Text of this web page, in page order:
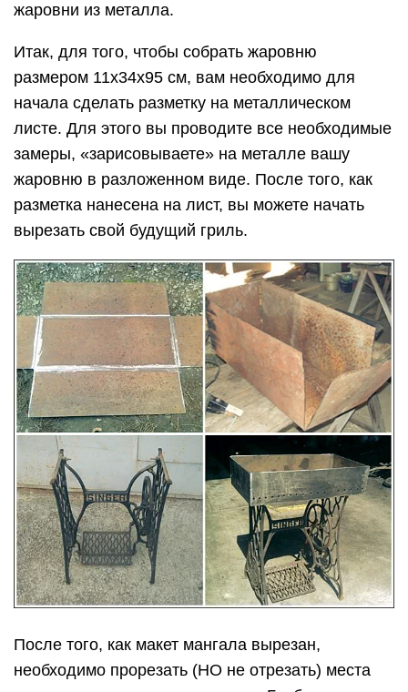
жаровни из металла.
Итак, для того, чтобы собрать жаровню
размером 11х34х95 см, вам необходимо для
начала сделать разметку на металлическом
листе. Для этого вы проводите все необходимые
замеры, «зарисовываете» на металле вашу
жаровню в разложенном виде. После того, как
разметка нанесена на лист, вы можете начать
вырезать свой будущий гриль.
После того, как макет мангала вырезан,
необходимо прорезать (НО не отрезать) места